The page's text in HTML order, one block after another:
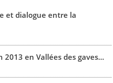
et dialogue entre la
en Vallées des gaves...